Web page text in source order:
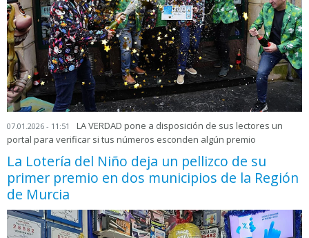
07.01.2026 - 11:51
LA VERDAD pone a disposición de sus lectores un
portal para verificar si tus números esconden algún premio
La Lotería del Niño deja un pellizco de su
primer premio en dos municipios de la Región
de Murcia